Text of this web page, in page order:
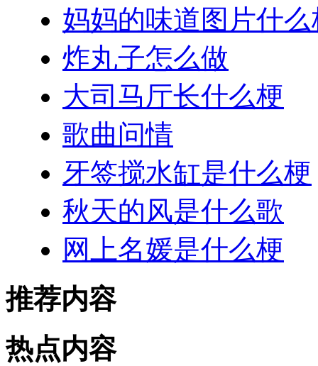
妈妈的味道图片什么
炸丸子怎么做
大司马厅长什么梗
歌曲问情
牙签搅水缸是什么梗
秋天的风是什么歌
网上名媛是什么梗
推荐内容
热点内容